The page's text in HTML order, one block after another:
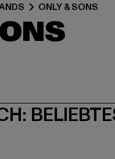
ONLY & SONS